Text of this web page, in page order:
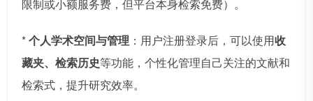
限制或小额服务费，但平台本身检索免费）。
*个人学术空间与管理 ：用户注册登录后，可以使用收
藏夹、检索历史等功能，个性化管理自己关注的文献和
检索式，提升研究效率。